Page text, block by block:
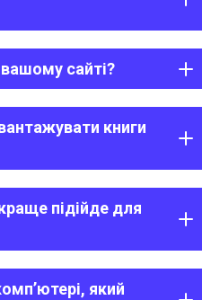
сайті?
книги
підійде для
який